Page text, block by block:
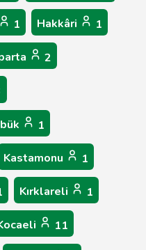
1 Hakkâri 1
2
1
Kastamonu 1
Kırklareli 1
11